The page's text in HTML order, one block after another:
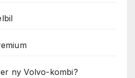
ny Volvo-kombi?